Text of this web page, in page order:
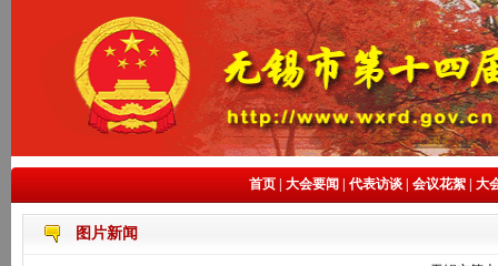
首页 大会要闻 代表访谈 会议花絮 大
图片新闻